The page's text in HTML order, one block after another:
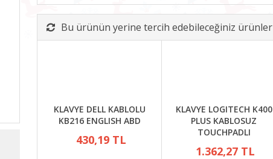
Bu ürünün yerine tercih edebileceğiniz ürünler
KLAVYE DELL KABLOLU
KB216 ENGLISH ABD
430,19 TL
KLAVYE LOGITECH K400
PLUS KABLOSUZ
TOUCHPADLI
1.362,27 TL